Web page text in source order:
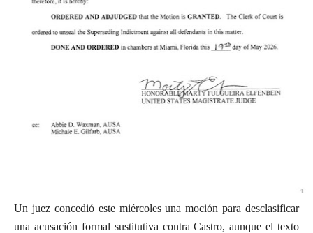
Un juez concedió este miércoles una moción para desclasificar
una acusación formal sustitutiva contra Castro, aunque el texto